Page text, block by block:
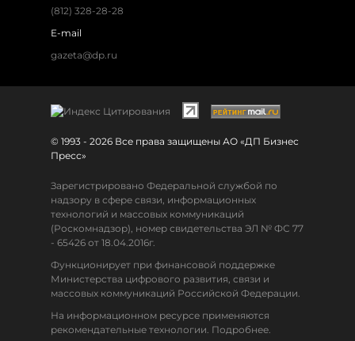
(812) 328-28-28
E-mail
gazeta@dp.ru
© 1993 - 2026 Все права защищены АО «ДП Бизнес
Пресс»
Зарегистрировано Федеральной службой по
надзору в сфере связи, информационных
технологий и массовых коммуникаций
(Роскомнадзор), номер свидетельства ЭЛ № ФС 77
- 65426 от 18.04.2016г.
Функционирует при финансовой поддержке
Министерства цифрового развития, связи и
массовых коммуникаций Российской Федерации.
На информационном ресурсе применяются
рекомендательные технологии. Подробнее.